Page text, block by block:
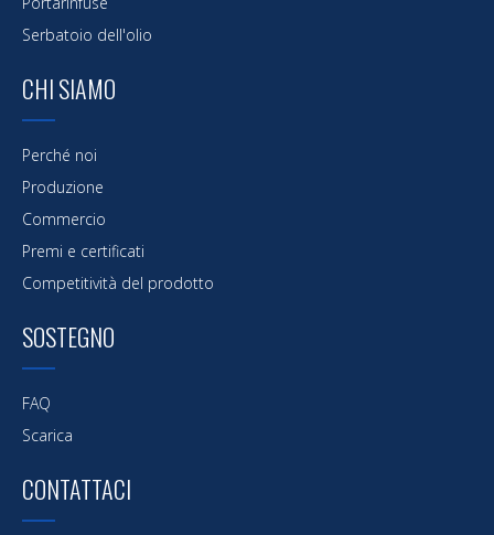
Serbatoio dell'olio
CHI SIAMO
Perché noi
Produzione
Commercio
Premi e certificati
Competitività del prodotto
SOSTEGNO
FAQ
Scarica
CONTATTACI